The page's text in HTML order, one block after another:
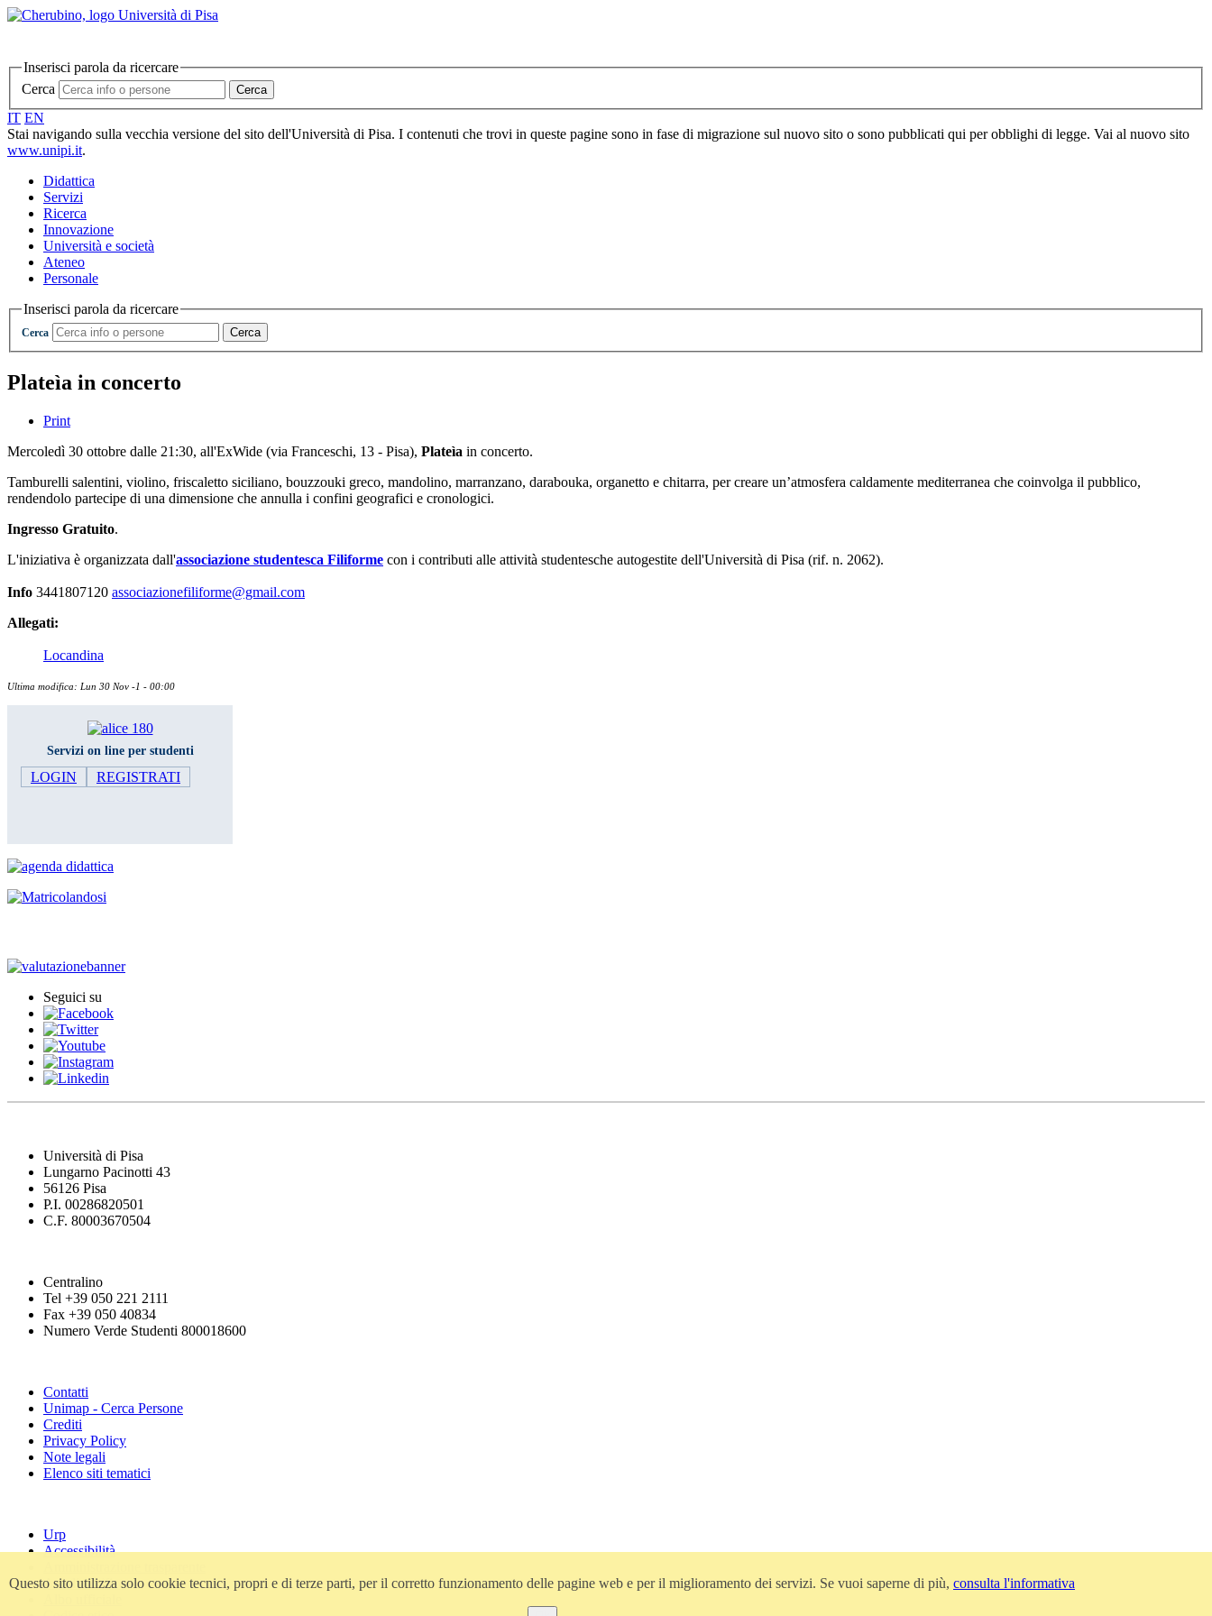
Inserisci parola da ricercare
Cerca
Cerca
IT EN
Stai navigando sulla vecchia versione del sito dell'Università di Pisa. I contenuti che trovi in queste pagine sono in fase di migrazione sul nuovo sito o sono pubblicati qui per obblighi di legge. Vai al nuovo sito
www.unipi.it.
Didattica
Servizi
Ricerca
Innovazione
Università e società
Ateneo
Personale
Inserisci parola da ricercare
Cerca Cerca
Plateìa in concerto
Print
Mercoledì 30 ottobre dalle 21:30, all'ExWide (via Franceschi, 13 - Pisa), Plateìa in concerto.
Tamburelli salentini, violino, friscaletto siciliano, bouzzouki greco, mandolino, marranzano, darabouka, organetto e chitarra, per creare un’atmosfera caldamente mediterranea che coinvolga il pubblico,
rendendolo partecipe di una dimensione che annulla i confini geografici e cronologici.
Ingresso Gratuito.
L'iniziativa è organizzata dall'associazione studentesca Filiforme con i contributi alle attività studentesche autogestite dell'Università di Pisa (rif. n. 2062).
Info 3441807120 associazionefiliforme@gmail.com
Allegati:
Locandina
Ultima modifica: Lun 30 Nov -1 - 00:00
Servizi on line per studenti
LOGIN REGISTRATI
Seguici su
Università di Pisa
Lungarno Pacinotti 43
56126 Pisa
P.I. 00286820501
C.F. 80003670504
Centralino
Tel +39 050 221 2111
Fax +39 050 40834
Numero Verde Studenti 800018600
Contatti
Unimap - Cerca Persone
Crediti
Privacy Policy
Note legali
Elenco siti tematici
Urp
Accessibilità
Atti di notifica
Questo sito utilizza solo cookie tecnici, propri e di terze parti, per il corretto funzionamento delle pagine web e per il miglioramento dei servizi. Se vuoi saperne di più, consulta l'informativa